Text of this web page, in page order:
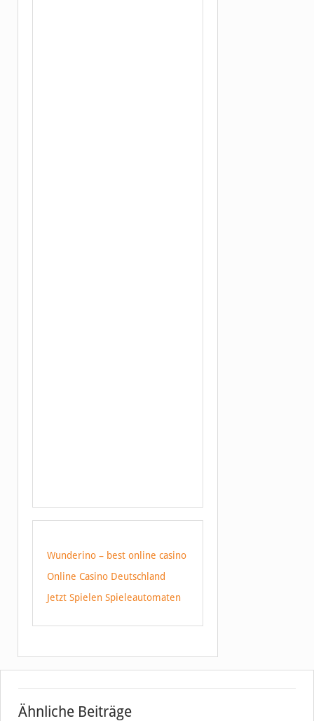
Wunderino – best online casino
Online Casino Deutschland
Jetzt Spielen Spieleautomaten
Ähnliche Beiträge